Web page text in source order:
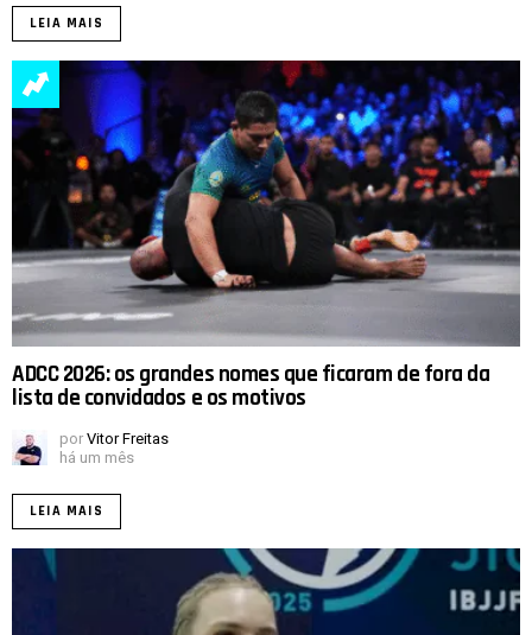
LEIA MAIS
ADCC 2026: os grandes nomes que ficaram de fora da
lista de convidados e os motivos
por Vitor Freitas
há um mês
LEIA MAIS